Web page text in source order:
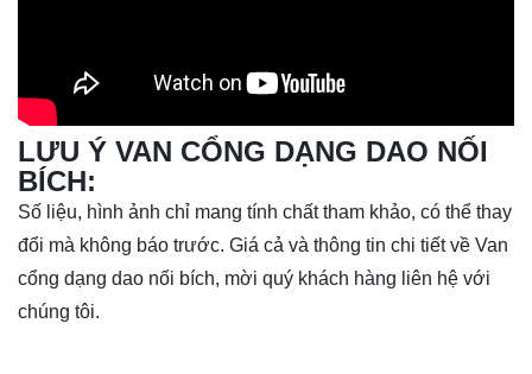
LƯU Ý VAN CỔNG DẠNG DAO NỐI
BÍCH:
Số liệu, hình ảnh chỉ mang tính chất tham khảo, có thể thay
đổi mà không báo trước. Giá cả và thông tin chi tiết về Van
cổng dạng dao nối bích, mời quý khách hàng liên hệ với
chúng tôi.